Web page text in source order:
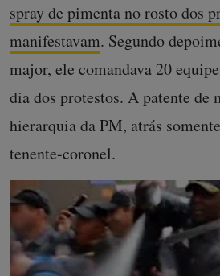
spray de pimenta no rosto dos
manifestavam. Segundo
major, ele comandava 20
dia dos protestos. A patente de
hierarquia da PM, atrás
tenente-coronel.